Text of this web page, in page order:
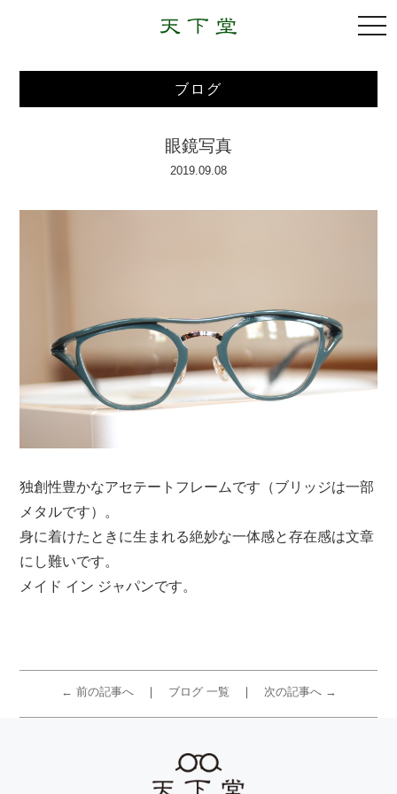
ブログ
眼鏡写真
2019.09.08
独創性豊かなアセテートフレームです（ブリッジは一部
メタルです）。
身に着けたときに生まれる絶妙な一体感と存在感は文章
にし難いです。
メイド イン ジャパンです。
← 前の記事へ ブログ 一覧 次の記事へ →